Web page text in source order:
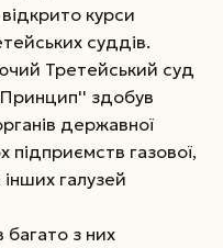
курси
суддів.
Третейський суд
здобув
державної
підприємств газової,
галузей
багато з них